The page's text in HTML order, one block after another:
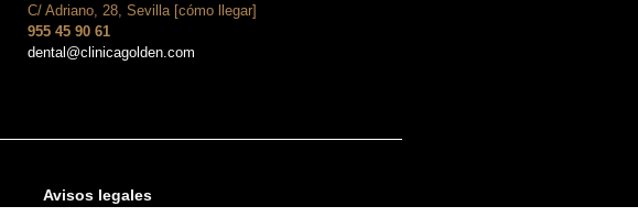
C/ Adriano, 28, Sevilla [cómo llegar]
955 45 90 61
dental@clinicagolden.com
Avisos legales